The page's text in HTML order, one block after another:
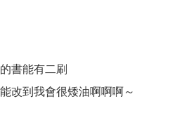
書能有二刷
改到我會很矮油啊啊啊～